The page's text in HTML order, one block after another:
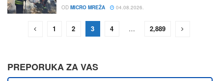
OD MICRO MREŽA 04.08.2026.
1 2 3 4 … 2,889
PREPORUKA ZA VAS